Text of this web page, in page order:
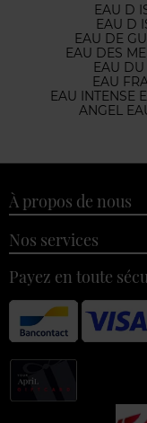
EAU D
EAU D
EAU DE
EAU DES
EAU
EAU
EAU INTENSE
ANGEL
À propos de nous
Nos services
Payez en toute